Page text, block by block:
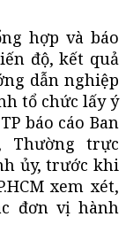
hợp và báo
độ, kết quả
dẫn nghiệp
tổ chức lấy ý
báo cáo Ban
Thường trực
ủy, trước khi
xem xét,
đơn vị hành